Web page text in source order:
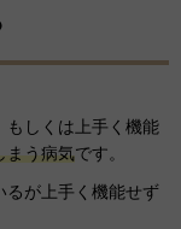
もしくは上手く機能
まう病気です。
るが上手く機能せず